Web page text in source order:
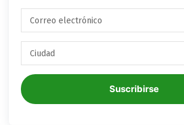
Suscribirse